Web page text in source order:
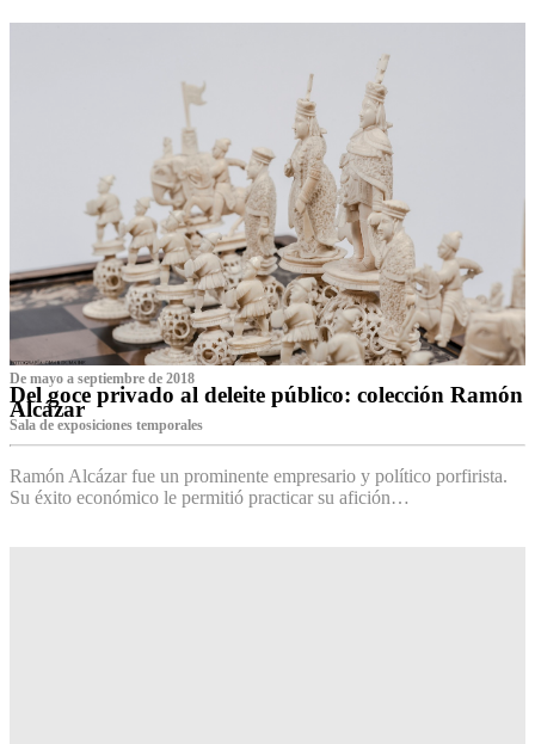
De mayo a septiembre de 2018
Del goce privado al deleite público: colección Ramón
Alcázar
Sala de exposiciones temporales
Ramón Alcázar fue un prominente empresario y político porfirista.
Su éxito económico le permitió practicar su afición…